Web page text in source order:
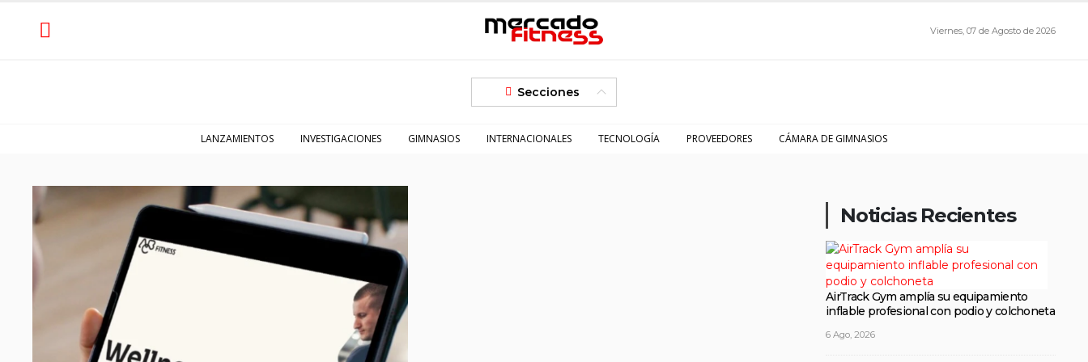
Viernes, 07 de Agosto de 2026
Secciones
LANZAMIENTOS INVESTIGACIONES GIMNASIOS INTERNACIONALES TECNOLOGÍA PROVEEDORES CÁMARA DE GIMNASIOS
Noticias Recientes
AirTrack Gym amplía su equipamiento
inflable profesional con podio y colchoneta
6 Ago, 2026